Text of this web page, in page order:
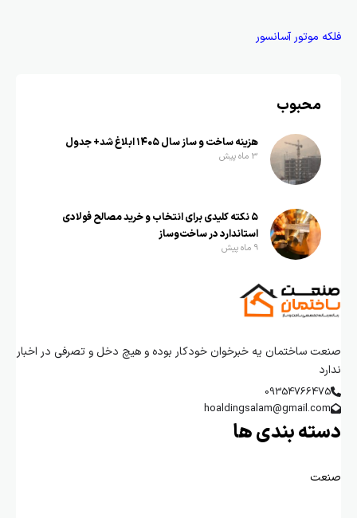
فلکه موتور آسانسور
محبوب
هزینه ساخت و ساز سال ۱۴۰۵ ابلاغ شد+ جدول
3 ماه پیش
۵ نکته کلیدی برای انتخاب و خرید مصالح فولادی
استاندارد در ساخت‌وساز
9 ماه پیش
صنعت ساختمان یه خبرخوان خودکار بوده و هیچ دخل و تصرفی در اخبار
ندارد
09354766475
hoaldingsalam@gmail.com
دسته بندی ها
صنعت